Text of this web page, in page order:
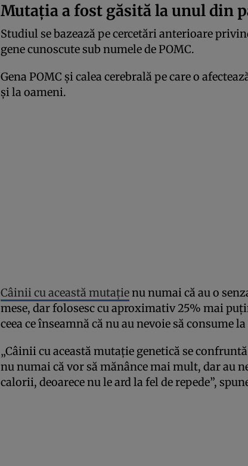
Mutația a fost găsită la unul din
Studiul se bazează pe cercetări anterioare
gene cunoscute sub numele de POMC.
Gena POMC și calea cerebrală pe care o
și la oameni.
Câinii cu această mutațienu numai că au o
mese, dar folosesc cu aproximativ 25% mai
ceea ce înseamnă că nu au nevoie să consume
„Câinii cu această mutație genetică se
nu numai că vor să mănânce mai mult, dar au
calorii, deoarece nu le ard la fel de repede”,